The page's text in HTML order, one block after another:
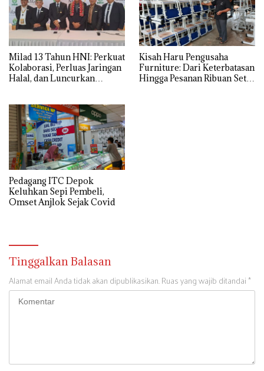
Milad 13 Tahun HNI: Perkuat
Kolaborasi, Perluas Jaringan
Halal, dan Luncurkan
Kisah Haru Pengusaha
Furniture: Dari Keterbatasan
Hingga Pesanan Ribuan Set
Pedagang ITC Depok
Keluhkan Sepi Pembeli,
Omset Anjlok Sejak Covid
Tinggalkan Balasan
Alamat email Anda tidak akan dipublikasikan.Ruas yang wajib ditandai*